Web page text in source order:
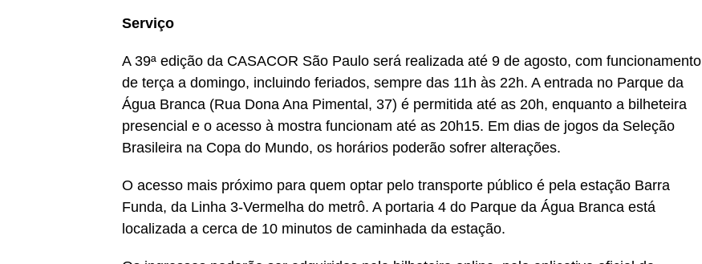
Serviço
A 39ª edição da CASACOR São Paulo será realizada até 9 de agosto, com funcionamento
de terça a domingo, incluindo feriados, sempre das 11h às 22h. A entrada no Parque da
Água Branca (Rua Dona Ana Pimental, 37) é permitida até as 20h, enquanto a bilheteira
presencial e o acesso à mostra funcionam até as 20h15. Em dias de jogos da Seleção
Brasileira na Copa do Mundo, os horários poderão sofrer alterações.
O acesso mais próximo para quem optar pelo transporte público é pela estação Barra
Funda, da Linha 3-Vermelha do metrô. A portaria 4 do Parque da Água Branca está
localizada a cerca de 10 minutos de caminhada da estação.